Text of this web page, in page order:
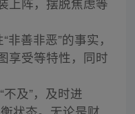
善非恶”的事实，
享受等特性，同时
不及”，及时进